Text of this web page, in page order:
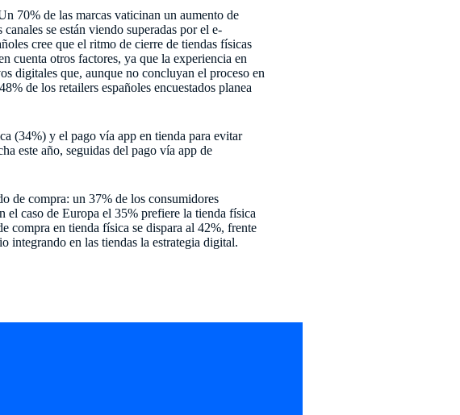
70% de las marcas vaticinan un aumento de
se están viendo superadas por el e-
cree que el ritmo de cierre de tiendas físicas
cuenta otros factores, ya que la experiencia en
digitales que, aunque no concluyan el proceso en
de los retailers españoles encuestados planea
(34%) y el pago vía app en tienda para evitar
este año, seguidas del pago vía app de
de compra: un 37% de los consumidores
el caso de Europa el 35% prefiere la tienda física
compra en tienda física se dispara al 42%, frente
integrando en las tiendas la estrategia digital.